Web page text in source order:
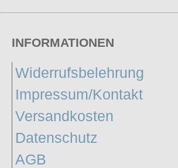
INFORMATIONEN
Widerrufsbelehrung
Impressum/Kontakt
Versandkosten
Datenschutz
AGB